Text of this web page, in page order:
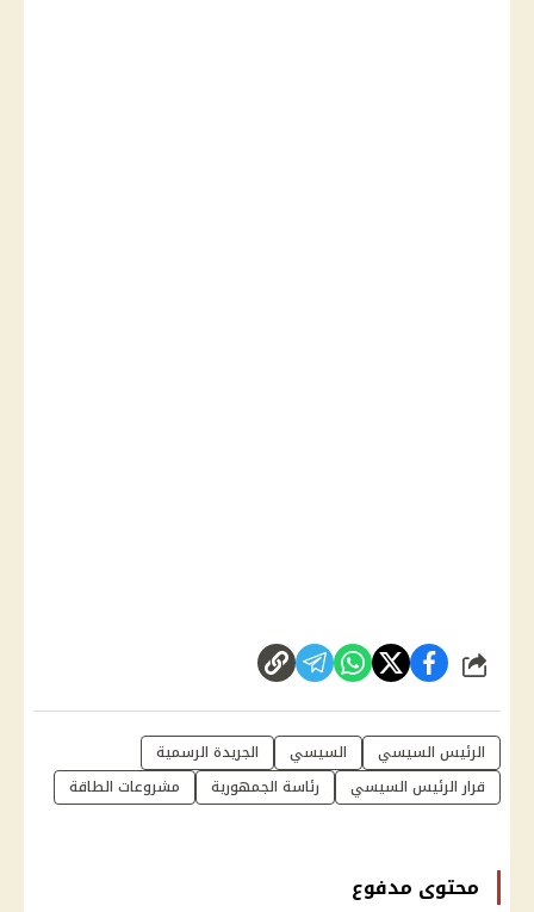
شارك
الرئيس السيسي السيسي
الجريدة الرسمية
قرار الرئيس السيسي
رئاسة الجمهورية مشروعات الطاقة
محتوى مدفوع